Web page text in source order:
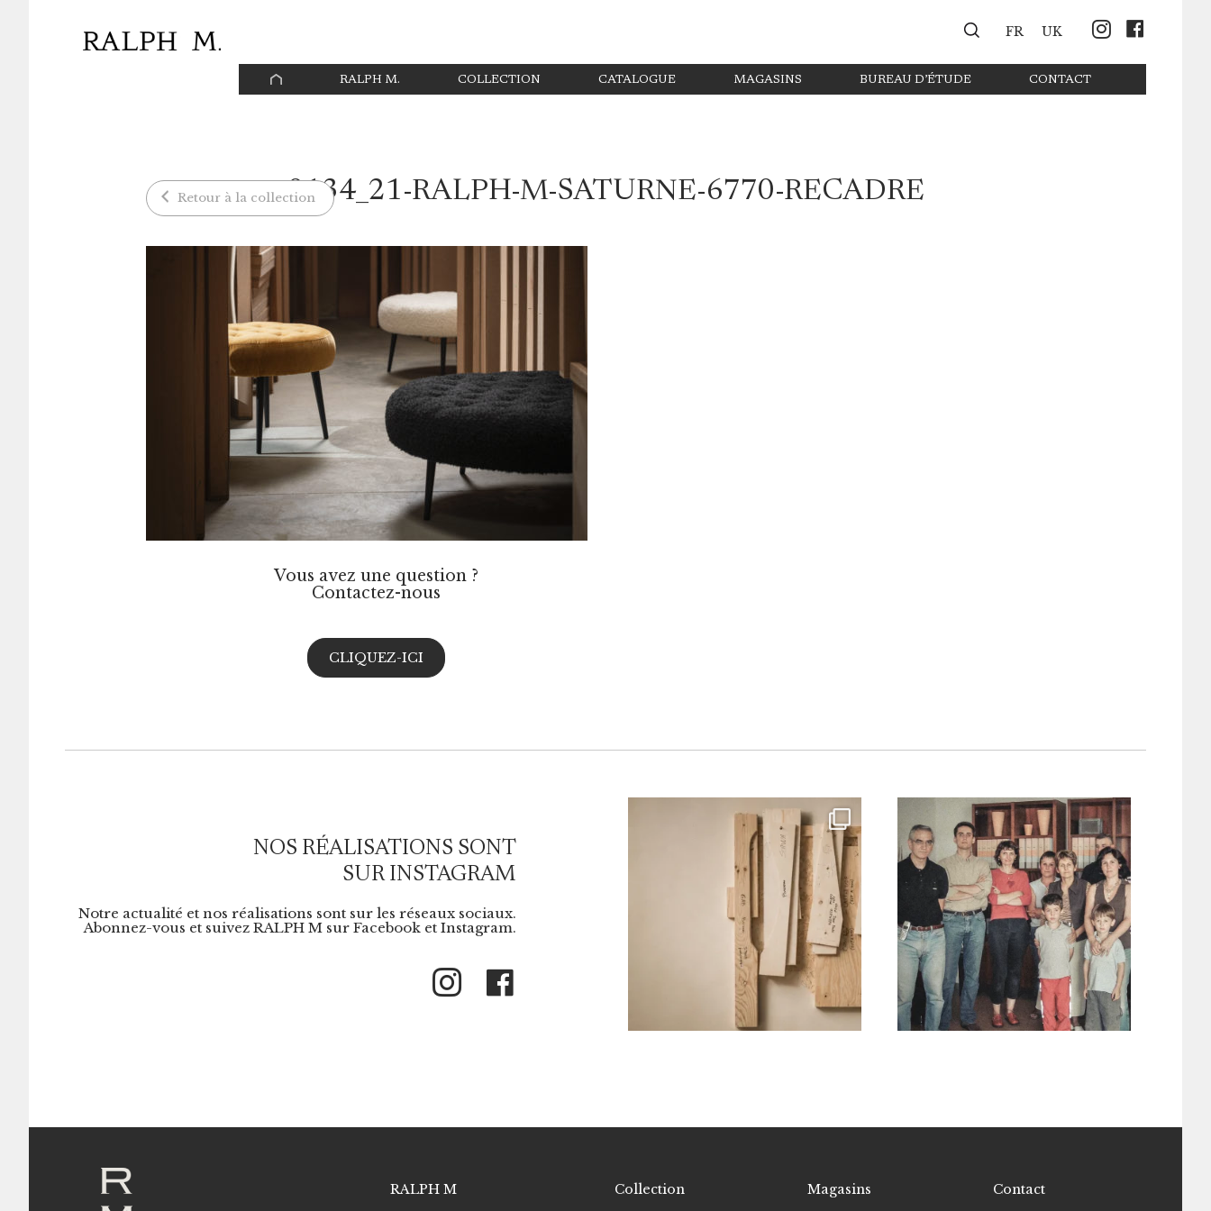
FR UK
PAGE
D’ACCUEIL
RALPH M. COLLECTION CATALOGUE MAGASINS BUREAU D’ÉTUDE CONTACT
0134_21-RALPH-M-SATURNE-6770-RECADRE
Retour à la collection
Vous avez une question ?
Contactez-nous
CLIQUEZ-ICI
NOS RÉALISATIONS SONT
SUR INSTAGRAM
Notre actualité et nos réalisations sont sur les réseaux sociaux.
Abonnez-vous et suivez RALPH M sur Facebook et Instagram.
Instagram
RALPH M Collection Magasins Contact